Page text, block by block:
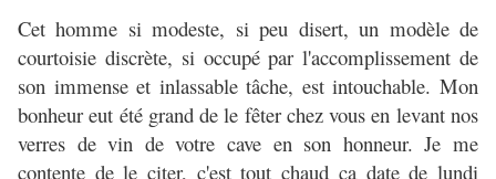
Cet homme si modeste, si peu disert, un modèle de
courtoisie discrète, si occupé par l'accomplissement de
son immense et inlassable tâche, est intouchable. Mon
bonheur eut été grand de le fêter chez vous en levant nos
verres de vin de votre cave en son honneur. Je me
contente de le citer, c'est tout chaud ça date de lundi